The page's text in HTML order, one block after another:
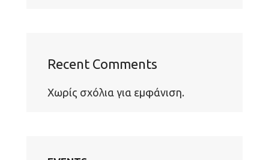
Recent Comments
Χωρίς σχόλια για εμφάνιση.